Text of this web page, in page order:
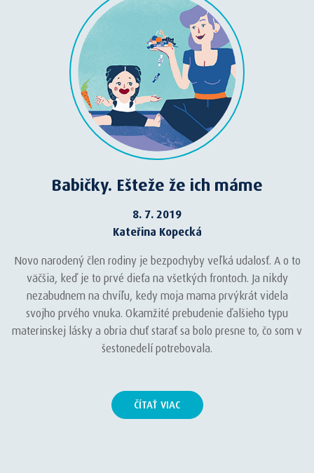
Babičky. Ešteže že ich máme
8. 7. 2019
Kateřina Kopecká
Novo narodený člen rodiny je bezpochyby veľká udalosť. A o to
väčšia, keď je to prvé dieťa na všetkých frontoch. Ja nikdy
nezabudnem na chvíľu, kedy moja mama prvýkrát videla
svojho prvého vnuka. Okamžité prebudenie ďalšieho typu
materinskej lásky a obria chuť starať sa bolo presne to, čo som v
šestonedelí potrebovala.
ČÍTAŤ VIAC